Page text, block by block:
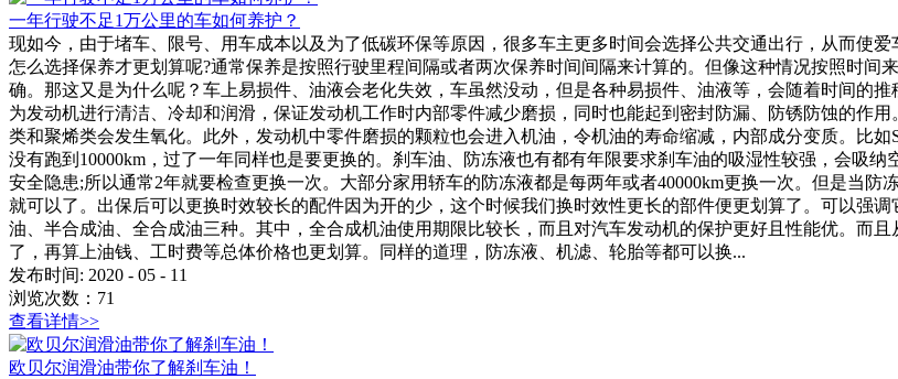
一年行驶不足1万公里的车如何养护？
现如今，由于堵车、限号、用车成本以及为了低碳环保等原因，很多车主更多时间会选择公共交通出行，从而使
怎么选择保养才更划算呢?通常保养是按照行驶里程间隔或者两次保养时间间隔来计算的。但像这种情况按照时
确。那这又是为什么呢？车上易损件、油液会老化失效，车虽然没动，但是各种易损件、油液等，会随着时间的
为发动机进行清洁、冷却和润滑，保证发动机工作时内部零件减少磨损，同时也能起到密封防漏、防锈防蚀的作
类和聚烯类会发生氧化。此外，发动机中零件磨损的颗粒也会进入机油，令机油的寿命缩减，内部成分变质。比
没有跑到10000km，过了一年同样也是要更换的。刹车油、防冻液也有都有年限要求刹车油的吸湿性较强，会吸
安全隐患;所以通常2年就要检查更换一次。大部分家用轿车的防冻液都是每两年或者40000km更换一次。但是当
就可以了。出保后可以更换时效较长的配件因为开的少，这个时候我们换时效性更长的部件便更划算了。可以强
油、半合成油、全合成油三种。其中，全合成机油使用期限比较长，而且对汽车发动机的保护更好且性能优。而
了，再算上油钱、工时费等总体价格也更划算。同样的道理，防冻液、机滤、轮胎等都可以换...
发布时间: 2020 - 05 - 11
浏览次数： 71
查看详情>>
欧贝尔润滑油带你了解刹车油！